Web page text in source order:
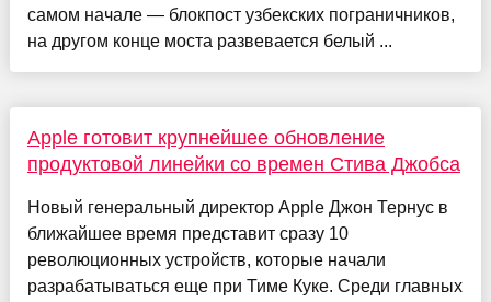
самом начале — блокпост узбекских пограничников,
на другом конце моста развевается белый ...
Apple готовит крупнейшее обновление
продуктовой линейки со времен Стива Джобса
Новый генеральный директор Apple Джон Тернус в
ближайшее время представит сразу 10
революционных устройств, которые начали
разрабатываться еще при Тиме Куке. Среди главных